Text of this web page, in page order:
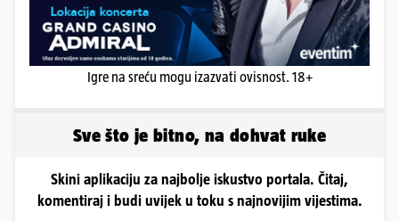
Igre na sreću mogu izazvati ovisnost. 18+
Sve što je bitno, na dohvat ruke
Skini aplikaciju za najbolje iskustvo portala. Čitaj,
komentiraj i budi uvijek u toku s najnovijim vijestima.